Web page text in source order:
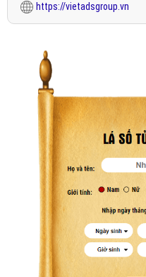
https://vietadsgroup.vn